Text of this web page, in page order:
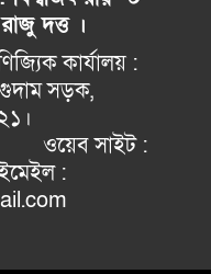
দত্ত ।
কার্যালয় :
গুদাম সড়ক,
৩২২১।
:
: